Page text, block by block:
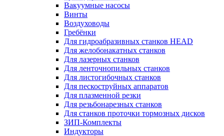
Вакуумные насосы
Винты
Воздуховоды
Гребёнки
Для гидроабразивных станков HEAD
Для желобонакатных станков
Для лазерных станков
Для ленточнопильных станков
Для листогибочных станков
Для пескоструйных аппаратов
Для плазменной резки
Для резьбонарезных станков
Для станков проточки тормозных дисков
ЗИП-Комплекты
Индукторы